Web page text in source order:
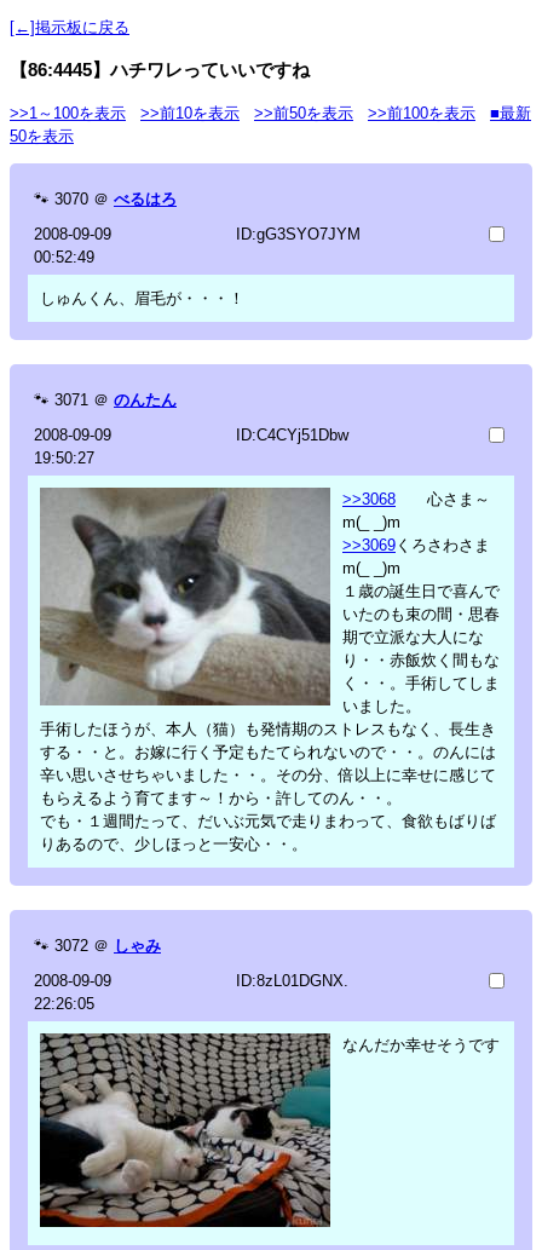
[←]掲示板に戻る
【86:4445】ハチワレっていいですね
>>1～100を表示 >>前10を表示 >>前50を表示 >>前100を表示
■最新
50を表示
🐾 3070 ＠ べるはろ
2008-09-09
00:52:49
ID:gG3SYO7JYM
しゅんくん、眉毛が・・・！
🐾 3071 ＠ のんたん
2008-09-09
19:50:27
ID:C4CYj51Dbw
>>3068 心さま～
m(_ _)m
>>3069 くろさわさま
m(_ _)m
１歳の誕生日で喜んで
いたのも束の間・思春
期で立派な大人にな
り・・赤飯炊く間もな
く・・。手術してしま
いました。
手術したほうが、本人（猫）も発情期のストレスもなく、長生き
する・・と。お嫁に行く予定もたてられないので・・。のんには
辛い思いさせちゃいました・・。その分、倍以上に幸せに感じて
もらえるよう育てます～！から・許してのん・・。
でも・１週間たって、だいぶ元気で走りまわって、食欲もばりば
りあるので、少しほっと一安心・・。
🐾 3072 ＠ しゃみ
2008-09-09
22:26:05
ID:8zL01DGNX.
なんだか幸せそうです